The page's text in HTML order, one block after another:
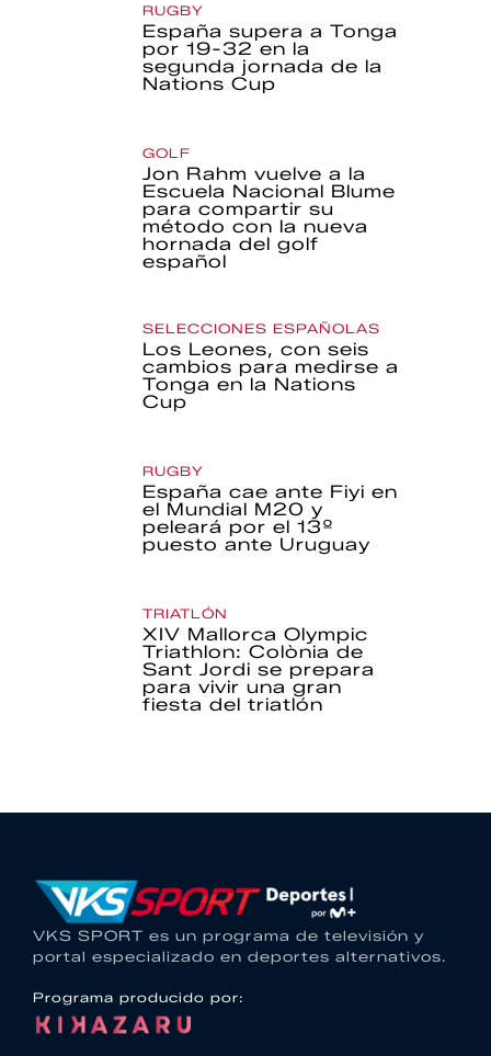
RUGBY
España supera a Tonga
por 19-32 en la
segunda jornada de la
Nations Cup
GOLF
Jon Rahm vuelve a la
Escuela Nacional Blume
para compartir su
método con la nueva
hornada del golf
español
SELECCIONES ESPAÑOLAS
Los Leones, con seis
cambios para medirse a
Tonga en la Nations
Cup
RUGBY
España cae ante Fiyi en
el Mundial M20 y
peleará por el 13º
puesto ante Uruguay
TRIATLÓN
XIV Mallorca Olympic
Triathlon: Colònia de
Sant Jordi se prepara
para vivir una gran
fiesta del triatlón
VKS SPORT es un programa de televisión y
portal especializado en deportes alternativos.
Programa producido por: